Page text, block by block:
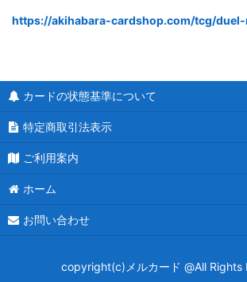
https://akihabara-cardshop.com/tcg/
カードの状態基準について
特定商取引法表示
ご利用案内
ホーム
お問い合わせ
copyright(c)メルカード @All Rights